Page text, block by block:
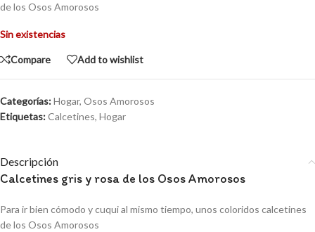
de los Osos Amorosos
Sin existencias
Compare Add to wishlist
Categorías:Hogar, Osos Amorosos
Etiquetas:Calcetines, Hogar
Descripción
Calcetines gris y rosa de los Osos Amorosos
Para ir bien cómodo y cuqui al mismo tiempo, unos coloridos calcetines
de los Osos Amorosos